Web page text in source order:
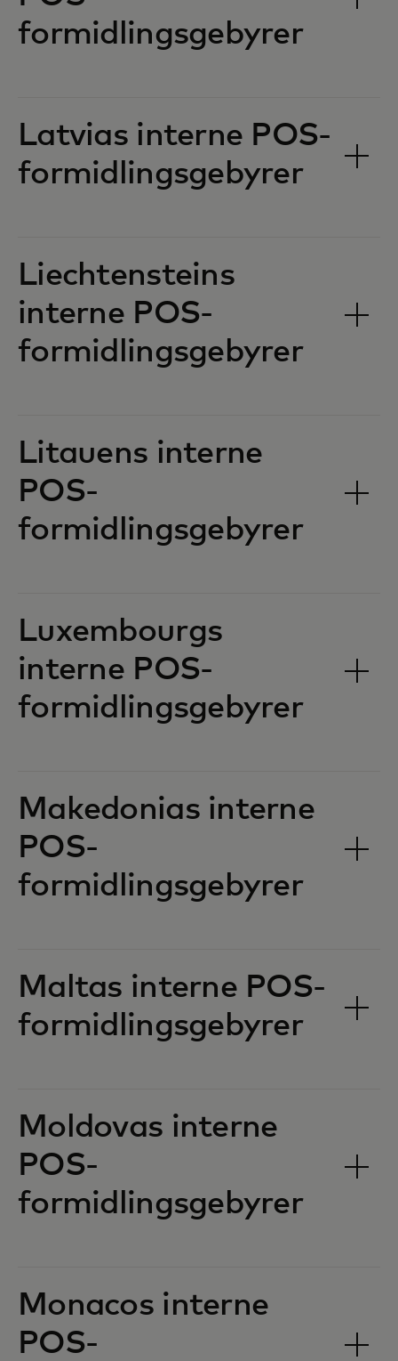
formidlingsgebyrer‎‎
Latvias interne POS-
formidlingsgebyrer‎‎
Liechtensteins
interne POS-
formidlingsgebyrer‎‎
Litauens interne
POS-
formidlingsgebyrer‎‎
Luxembourgs
interne POS-
formidlingsgebyrer‎‎
Makedonias interne
POS-
formidlingsgebyrer‎‎
Maltas interne POS-
formidlingsgebyrer‎‎
Moldovas interne
POS-
formidlingsgebyrer‎‎
Monacos interne
POS-